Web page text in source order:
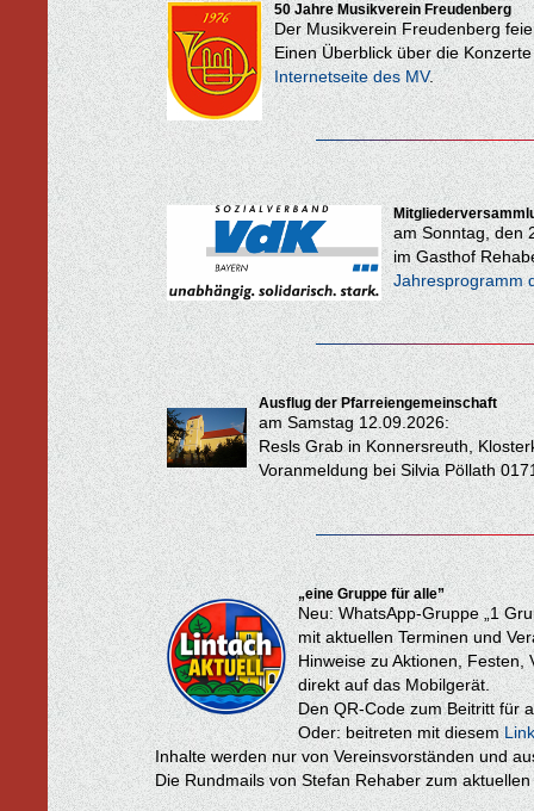
50 Jahre Musikverein Freudenberg
Der Musikverein Freudenberg
Einen Überblick über die
Internetseite des MV.
am Sonntag, den
im Gasthof
Jahresprogramm
Ausflug der Pfarreiengemeinschaft
am Samstag 12.09.2026:
Resls Grab in Konnersreuth,
Voranmeldung bei Silvia Pöllath
„eine Gruppe für alle”
Neu: WhatsApp-Gruppe „1
mit aktuellen Terminen und
Hinweise zu Aktionen, Festen,
direkt auf das Mobilgerät.
Den QR-Code zum Beitritt für
Oder: beitreten mit diesemLink
Inhalte werden nur von Vereinsvorständen und
Die Rundmails von Stefan Rehaber zum